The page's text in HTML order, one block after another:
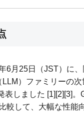
6月25日（JST）に
）ファミリーの次
表しました [1][2][3]
較して、大幅な性能